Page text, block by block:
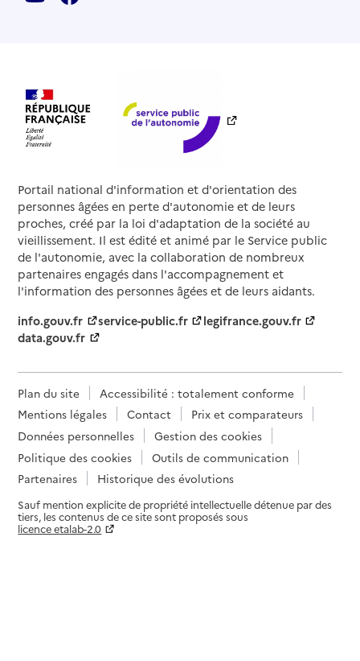
Portail national d'information et d'orientation des
personnes âgées en perte d'autonomie et de leurs
proches, créé par la loi d'adaptation de la société au
vieillissement. Il est édité et animé par le Service public
de l'autonomie, avec la collaboration de nombreux
partenaires engagés dans l'accompagnement et
l'information des personnes âgées et de leurs aidants.
info.gouv.fr
service-public.fr
legifrance.gouv.fr
data.gouv.fr
Plan du site
Accessibilité : totalement conforme
Mentions légales
Contact
Prix et comparateurs
Données personnelles
Gestion des cookies
Politique des cookies
Outils de communication
Partenaires
Historique des évolutions
Sauf mention explicite de propriété intellectuelle détenue par des
tiers, les contenus de ce site sont proposés sous
licence etalab-2.0